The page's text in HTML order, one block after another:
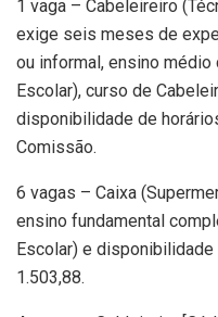
1 vaga – Cabeleireiro
exige seis meses de
ou informal, ensino
Escolar), curso de
disponibilidade de
Comissão.
6 vagas – Caixa
ensino fundamental
Escolar) e disponibilidade
1.503,88.